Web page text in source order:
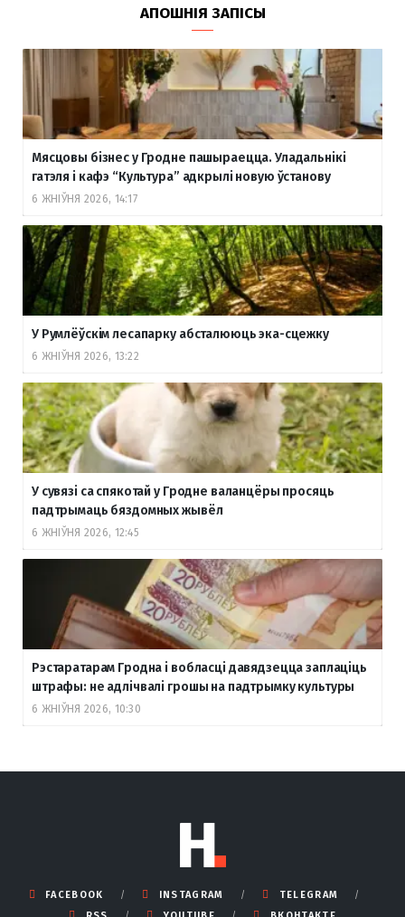
АПОШНІЯ ЗАПІСЫ
Мясцовы бізнес у Гродне пашыраецца. Уладальнікі
гатэля і кафэ “Культура” адкрылі новую ўстанову
6 ЖНІЎНЯ 2026, 14:17
У Румлёўскім лесапарку абсталююць эка-сцежку
6 ЖНІЎНЯ 2026, 13:22
У сувязі са спякотай у Гродне валанцёры просяць
падтрымаць бяздомных жывёл
6 ЖНІЎНЯ 2026, 12:45
Рэстаратарам Гродна і вобласці давядзецца заплаціць
штрафы: не адлічвалі грошы на падтрымку культуры
6 ЖНІЎНЯ 2026, 10:30
FACEBOOK INSTAGRAM
TELEGRAM